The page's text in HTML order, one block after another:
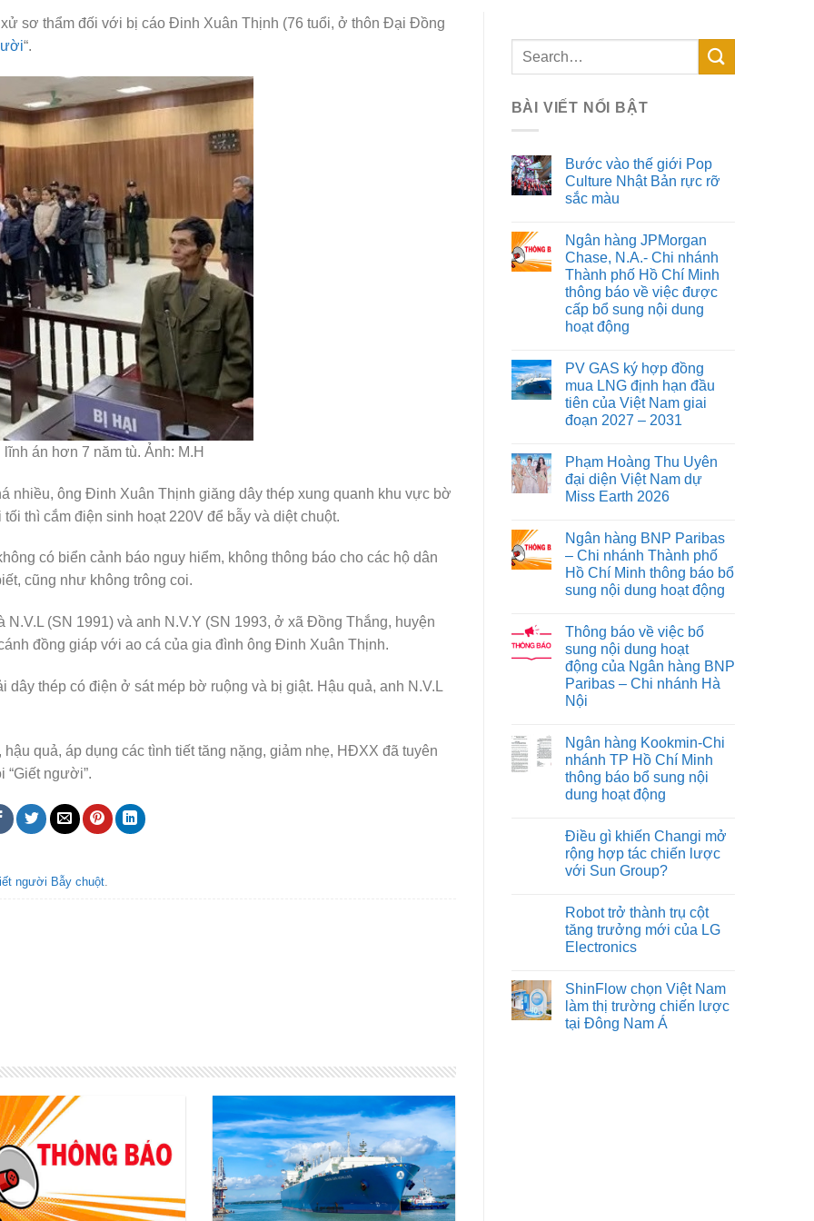
sơ thẩm đối với bị cáo Đinh Xuân Thịnh (76 tuổi, ở thôn Đại Đồng
“.
án hơn 7 năm tù. Ảnh: M.H
nhiều, ông Đinh Xuân Thịnh giăng dây thép xung quanh khu vực bờ
thì cắm điện sinh hoạt 220V để bẫy và diệt chuột.
có biển cảnh báo nguy hiểm, không thông báo cho các hộ dân
cũng như không trông coi.
(SN 1991) và anh N.V.Y (SN 1993, ở xã Đồng Thắng, huyện
đồng giáp với ao cá của gia đình ông Đinh Xuân Thịnh.
thép có điện ở sát mép bờ ruộng và bị giật. Hậu quả, anh N.V.L
quả, áp dụng các tình tiết tăng nặng, giảm nhẹ, HĐXX đã tuyên
“Giết người”.
người Bẫy chuột.
BÀI VIẾT NỔI BẬT
Bước vào thế giới Pop
Culture Nhật Bản rực rỡ
sắc màu
Ngân hàng JPMorgan
Chase, N.A.- Chi nhánh
Thành phố Hồ Chí Minh
thông báo về việc được
cấp bổ sung nội dung
hoạt động
PV GAS ký hợp đồng
mua LNG định hạn đầu
tiên của Việt Nam giai
đoạn 2027 – 2031
Phạm Hoàng Thu Uyên
đại diện Việt Nam dự
Miss Earth 2026
Ngân hàng BNP Paribas
– Chi nhánh Thành phố
Hồ Chí Minh thông báo bổ
sung nội dung hoạt động
Thông báo về việc bổ
sung nội dung hoạt
động của Ngân hàng BNP
Paribas – Chi nhánh Hà
Nội
Ngân hàng Kookmin-Chi
nhánh TP Hồ Chí Minh
thông báo bổ sung nội
dung hoạt động
Điều gì khiến Changi mở
rộng hợp tác chiến lược
với Sun Group?
Robot trở thành trụ cột
tăng trưởng mới của LG
Electronics
ShinFlow chọn Việt Nam
làm thị trường chiến lược
tại Đông Nam Á